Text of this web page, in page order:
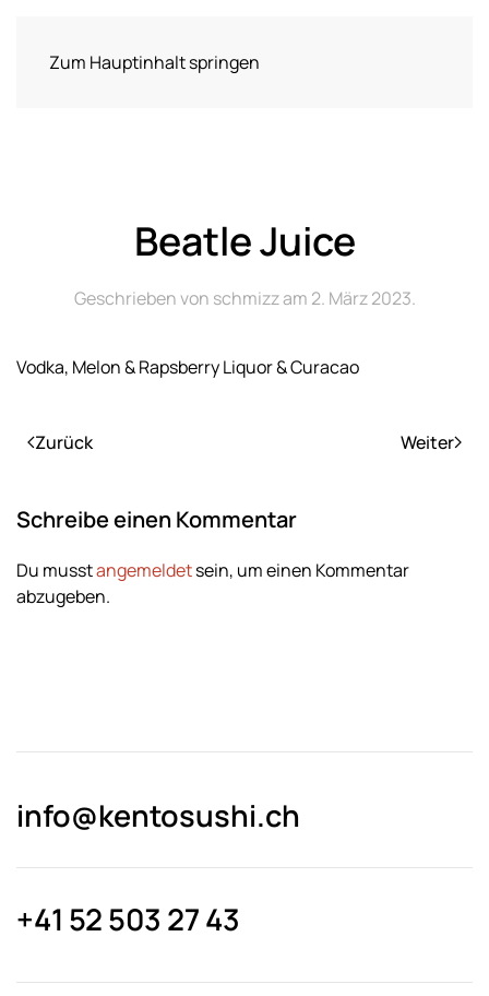
Zum Hauptinhalt springen
Beatle Juice
Geschrieben von schmizzam 2. März 2023.
Vodka, Melon & Rapsberry Liquor & Curacao
Zurück Weiter
Schreibe einen Kommentar
Du musstangemeldetsein, um einen Kommentar
abzugeben.
info@kentosushi.ch
+41 52 503 27 43